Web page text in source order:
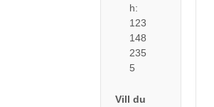
h:
123
148
235
5
Vill du